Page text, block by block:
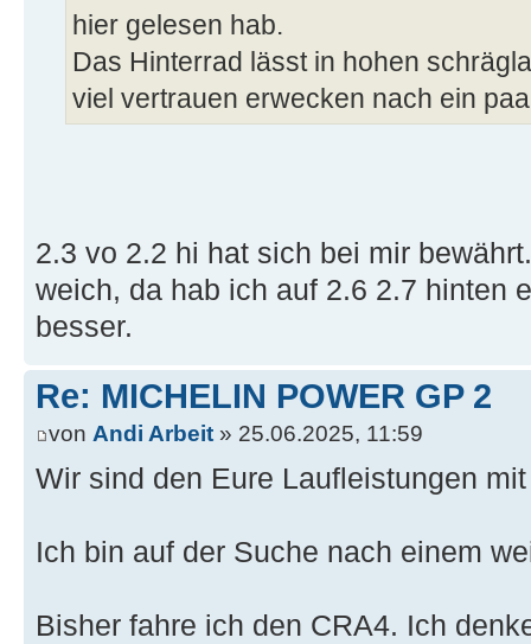
hier gelesen hab.
Das Hinterrad lässt in hohen
viel vertrauen erwecken nach ein
2.3 vo 2.2 hi hat sich bei mir
weich, da hab ich auf 2.6 2.7 hinten
besser.
Re: MICHELIN POWER GP 2
von Andi Arbeit » 25.06.2025, 11:59
Wir sind den Eure Laufleistungen
Ich bin auf der Suche nach einem
Bisher fahre ich den CRA4. Ich